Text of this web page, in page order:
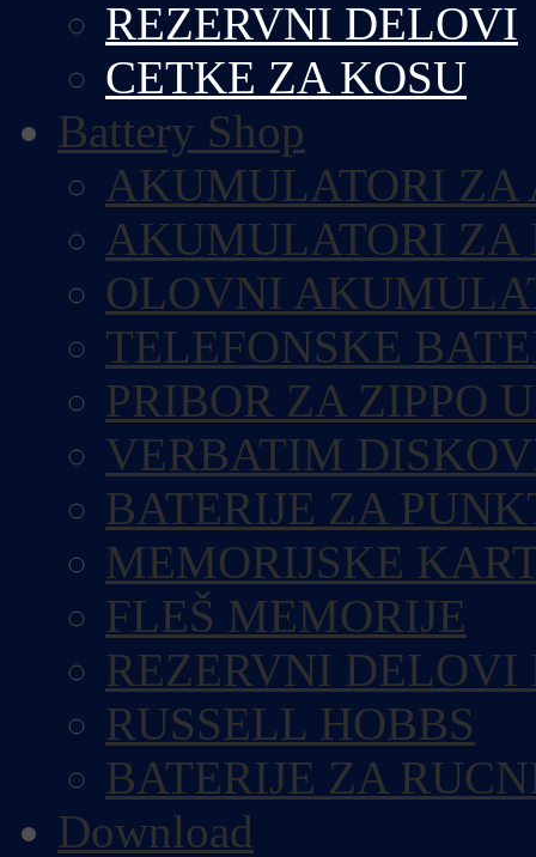
REZERVNI DELOVI
CETKE ZA KOSU
Battery Shop
AKUMULATORI ZA
AKUMULATORI ZA
OLOVNI
TELEFONSKE
PRIBOR ZA ZIPPO
VERBATIM
BATERIJE ZA
MEMORIJSKE
FLEŠ MEMORIJE
REZERVNI DELOVI
RUSSELL HOBBS
BATERIJE ZA
Download